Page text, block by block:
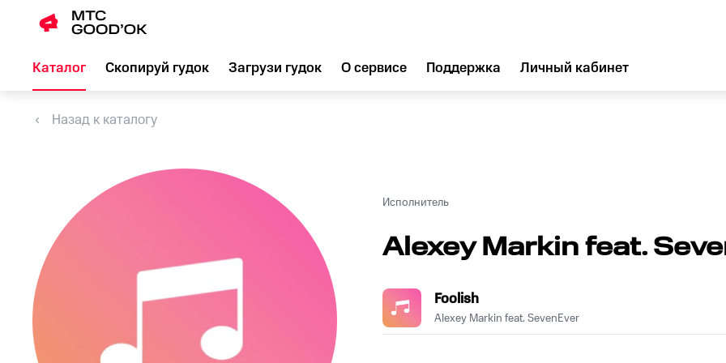
Каталог Скопируй гудок Загрузи гудок О сервисе Поддержка Личный кабинет
Назад к каталогу
Исполнитель
Alexey Markin feat.
Foolish
Alexey Markin feat. SevenEver